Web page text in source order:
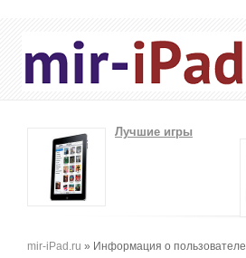
Лучшие игры
Вы здесь
mir-iPad.ru » Информация о пользователе